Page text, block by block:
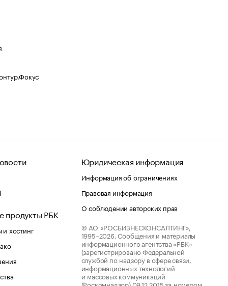
продукты РБК
хостинг
Юридическая информация
Информация об ограничениях
Правовая информация
О соблюдении авторских прав
© АО «РОСБИЗНЕСКОНСАЛТИНГ»,
1995–2026. Сообщения и материалы
информационного агентства «РБК»
(зарегистрировано Федеральной
службой по надзору в сфере связи,
информационных технологий
и массовых коммуникаций
(Роскомнадзор) 09.12.2015 за номером